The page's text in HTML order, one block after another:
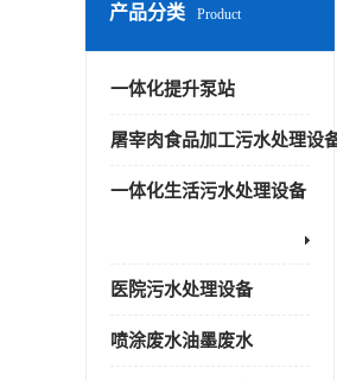
产品分类 Product
一体化提升泵站
屠宰肉食品加工污水处理设
一体化生活污水处理设备
医院污水处理设备
喷涂废水油墨废水